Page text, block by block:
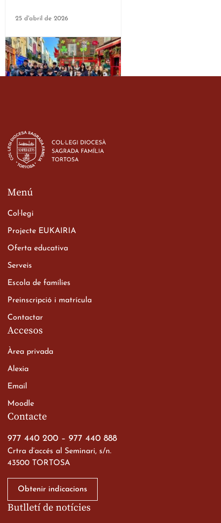
25 d'abril de 2026
d’ESO-BSD a Irlanda
23 de març de 2026
Xerrada del Sr. Bisbe als
Batxillerat
a les ciutats imperials
Contacte
977 440 200 – 977 440 888
Crtra d’accés al Seminari, s/n.
43500 TORTOSA
Obtenir indicacions
Menú
Col·legi
Projecte EUKAIRIA
Oferta educativa
Serveis
Escola de famílies
Preinscripció i matrícula
Contactar
Accesos
Àrea privada
Alexia
Email
Moodle
Butlletí de notícies